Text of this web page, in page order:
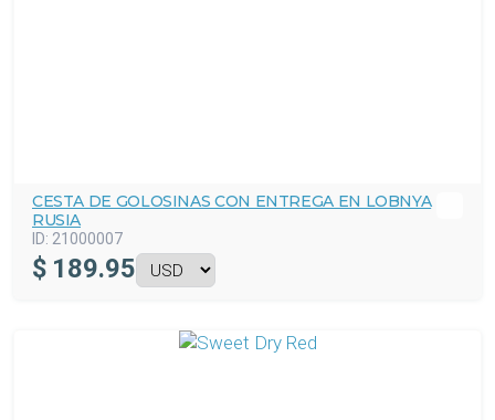
CESTA DE GOLOSINAS CON ENTREGA EN LOBNYA
RUSIA
ID: 21000007
$ 189.95